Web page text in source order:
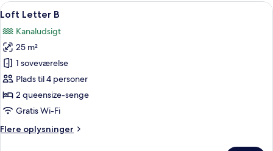
Indlæs
alle
billeder
af
Loft
Letter
B
Et moderne interiør med en unik
10
Loft Letter B
Kanaludsigt
25 m²
1 soveværelse
Plads til 4 personer
2 queensize-senge
Gratis Wi-Fi
Flere oplysninger
Flere